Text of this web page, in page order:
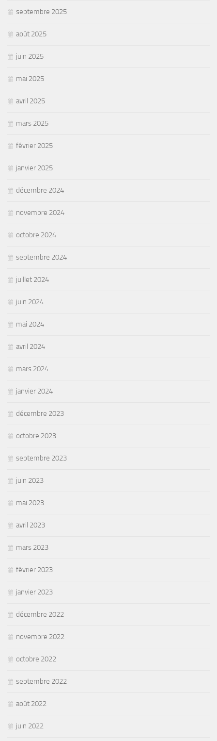
septembre 2025
août 2025
juin 2025
mai 2025
avril 2025
mars 2025
février 2025
janvier 2025
décembre 2024
novembre 2024
octobre 2024
septembre 2024
juillet 2024
juin 2024
mai 2024
avril 2024
mars 2024
janvier 2024
décembre 2023
octobre 2023
septembre 2023
juin 2023
mai 2023
avril 2023
mars 2023
février 2023
janvier 2023
décembre 2022
novembre 2022
octobre 2022
septembre 2022
août 2022
juin 2022